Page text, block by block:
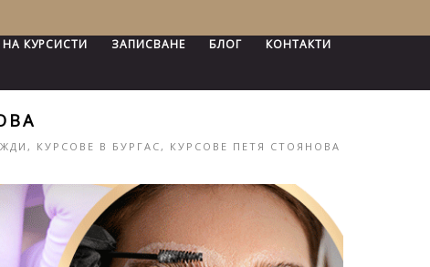
КУРСИСТИ ЗАПИСВАНЕ БЛОГ КОНТАКТИ
, КУРСОВЕ В БУРГАС, КУРСОВЕ ПЕТЯ СТОЯНОВА